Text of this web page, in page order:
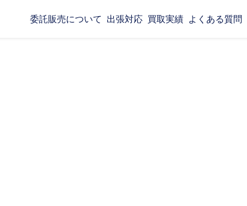
委託販売について 出張対応 買取実績 よくある質問